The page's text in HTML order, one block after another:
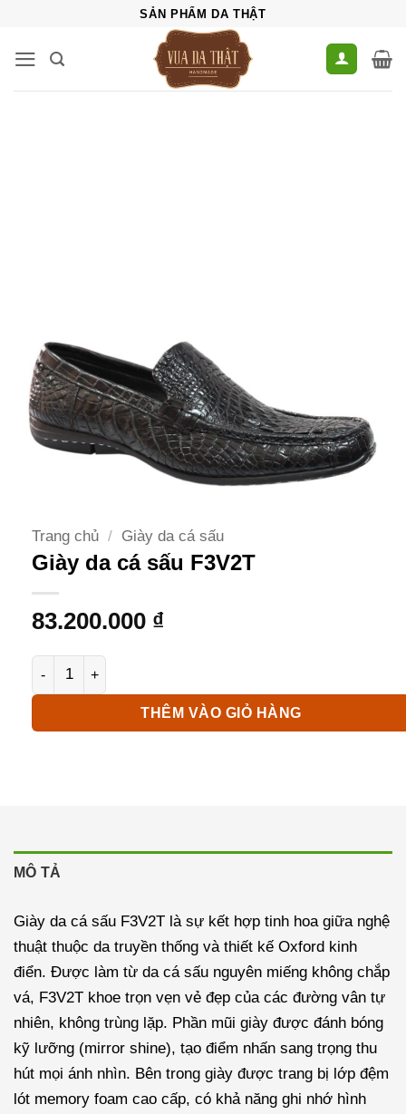
nội
dung
SẢN PHẨM DA THẬT
Trang chủ / Giày da cá sấu
Giày da cá sấu F3V2T
83.200.000 ₫
Giày da cá sấu F3V2T số lượng
THÊM VÀO GIỎ HÀNG
MÔ TẢ
Giày da cá sấu F3V2T là sự kết hợp tinh hoa giữa nghệ
thuật thuộc da truyền thống và thiết kế Oxford kinh
điển. Được làm từ da cá sấu nguyên miếng không chắp
vá, F3V2T khoe trọn vẹn vẻ đẹp của các đường vân tự
nhiên, không trùng lặp. Phần mũi giày được đánh bóng
kỹ lưỡng (mirror shine), tạo điểm nhấn sang trọng thu
hút mọi ánh nhìn. Bên trong giày được trang bị lớp đệm
lót memory foam cao cấp, có khả năng ghi nhớ hình